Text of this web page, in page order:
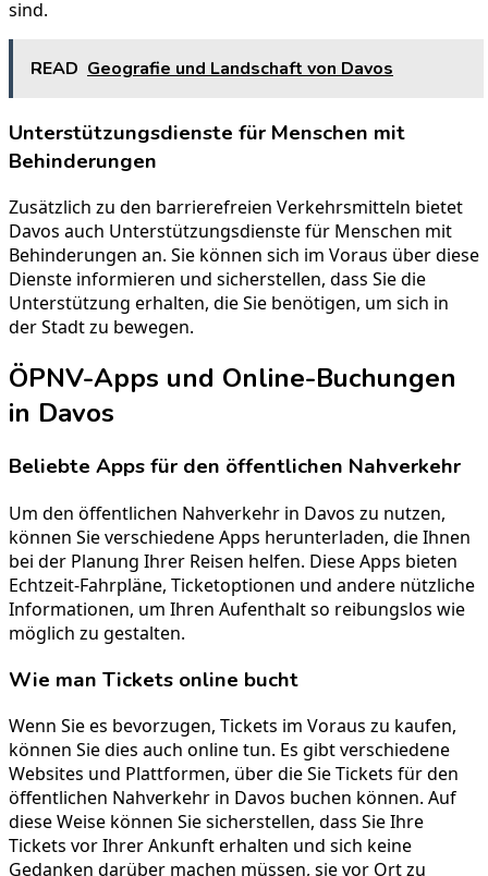
sind.
READ Geografie und Landschaft von Davos
Unterstützungsdienste für Menschen mit
Behinderungen
Zusätzlich zu den barrierefreien Verkehrsmitteln bietet
Davos auch Unterstützungsdienste für Menschen mit
Behinderungen an. Sie können sich im Voraus über diese
Dienste informieren und sicherstellen, dass Sie die
Unterstützung erhalten, die Sie benötigen, um sich in
der Stadt zu bewegen.
ÖPNV-Apps und Online-Buchungen
in Davos
Beliebte Apps für den öffentlichen Nahverkehr
Um den öffentlichen Nahverkehr in Davos zu nutzen,
können Sie verschiedene Apps herunterladen, die Ihnen
bei der Planung Ihrer Reisen helfen. Diese Apps bieten
Echtzeit-Fahrpläne, Ticketoptionen und andere nützliche
Informationen, um Ihren Aufenthalt so reibungslos wie
möglich zu gestalten.
Wie man Tickets online bucht
Wenn Sie es bevorzugen, Tickets im Voraus zu kaufen,
können Sie dies auch online tun. Es gibt verschiedene
Websites und Plattformen, über die Sie Tickets für den
öffentlichen Nahverkehr in Davos buchen können. Auf
diese Weise können Sie sicherstellen, dass Sie Ihre
Tickets vor Ihrer Ankunft erhalten und sich keine
Gedanken darüber machen müssen, sie vor Ort zu